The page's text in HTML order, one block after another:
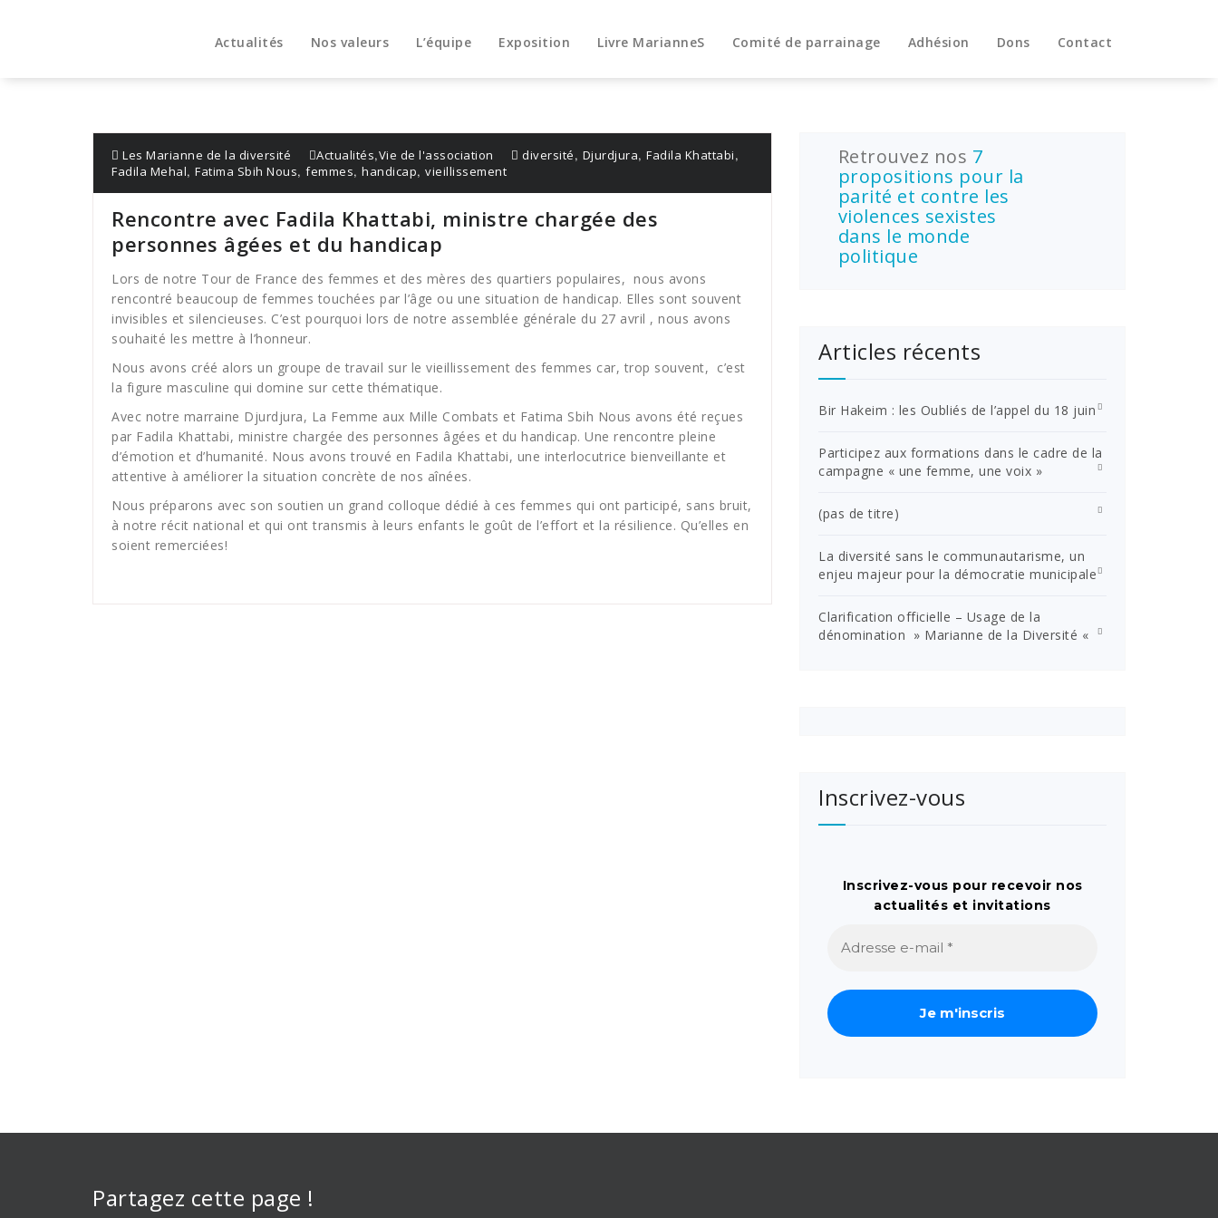
Actualités Nos valeurs L’équipe Exposition Livre MarianneS Comité de parrainage Adhésion Dons Contact
Les Marianne de la diversité Actualités,Vie de l'association diversité, Djurdjura, Fadila Khattabi,
Fadila Mehal, Fatima Sbih Nous, femmes, handicap, vieillissement
Rencontre avec Fadila Khattabi, ministre chargée des
personnes âgées et du handicap
Lors de notre Tour de France des femmes et des mères des quartiers populaires, nous avons
rencontré beaucoup de femmes touchées par l’âge ou une situation de handicap. Elles sont souvent
invisibles et silencieuses. C’est pourquoi lors de notre assemblée générale du 27 avril , nous avons
souhaité les mettre à l’honneur.
Nous avons créé alors un groupe de travail sur le vieillissement des femmes car, trop souvent, c’est
la figure masculine qui domine sur cette thématique.
Avec notre marraine Djurdjura, La Femme aux Mille Combats et Fatima Sbih Nous avons été reçues
par Fadila Khattabi, ministre chargée des personnes âgées et du handicap. Une rencontre pleine
d’émotion et d’humanité. Nous avons trouvé en Fadila Khattabi, une interlocutrice bienveillante et
attentive à améliorer la situation concrète de nos aînées.
Nous préparons avec son soutien un grand colloque dédié à ces femmes qui ont participé, sans bruit,
à notre récit national et qui ont transmis à leurs enfants le goût de l’effort et la résilience. Qu’elles en
soient remerciées!
Retrouvez nos 7
propositions pour la
parité et contre les
violences sexistes
dans le monde
politique
Articles récents
Bir Hakeim : les Oubliés de l’appel du 18 juin
Participez aux formations dans le cadre de la
campagne « une femme, une voix »
(pas de titre)
La diversité sans le communautarisme, un
enjeu majeur pour la démocratie municipale
Clarification officielle – Usage de la
dénomination » Marianne de la Diversité «
Inscrivez-vous
Inscrivez-vous pour recevoir nos
actualités et invitations
Partagez cette page !